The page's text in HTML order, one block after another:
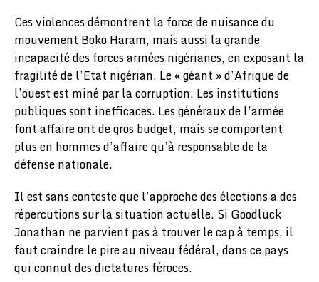
Ces violences démontrent la force de nuisance du
mouvement Boko Haram, mais aussi la grande
incapacité des forces armées nigérianes, en exposant la
fragilité de l’Etat nigérian. Le « géant » d’Afrique de
l’ouest est miné par la corruption. Les institutions
publiques sont inefficaces. Les généraux de l’armée
font affaire ont de gros budget, mais se comportent
plus en hommes d’affaire qu’à responsable de la
défense nationale.
Il est sans conteste que l’approche des élections a des
répercutions sur la situation actuelle. Si Goodluck
Jonathan ne parvient pas à trouver le cap à temps, il
faut craindre le pire au niveau fédéral, dans ce pays
qui connut des dictatures féroces.